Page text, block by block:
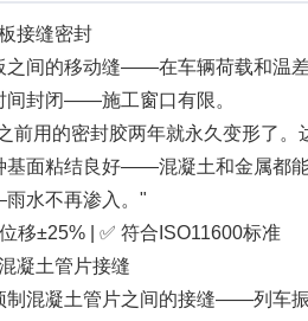
接缝密封
之间的移动缝——在车辆荷载和温
间封闭——施工窗口有限。
用的密封胶两年就永久变形了
基面粘结良好——混凝土和金属都
水不再渗入。"
移±25% | ✅ 符合ISO11600标准
凝土管片接缝
制混凝土管片之间的接缝——列车